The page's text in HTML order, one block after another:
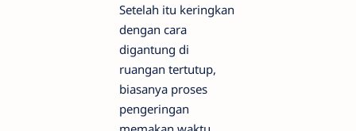
Setelah itu keringkan
dengan cara
digantung di
ruangan tertutup,
biasanya proses
pengeringan